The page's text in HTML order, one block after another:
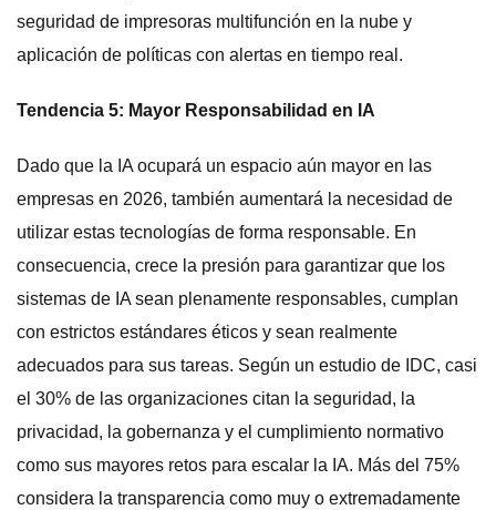
seguridad de impresoras multifunción en la nube y
aplicación de políticas con alertas en tiempo real.
Tendencia 5: Mayor Responsabilidad en IA
Dado que la IA ocupará un espacio aún mayor en las
empresas en 2026, también aumentará la necesidad de
utilizar estas tecnologías de forma responsable. En
consecuencia, crece la presión para garantizar que los
sistemas de IA sean plenamente responsables, cumplan
con estrictos estándares éticos y sean realmente
adecuados para sus tareas. Según un estudio de IDC, casi
el 30% de las organizaciones citan la seguridad, la
privacidad, la gobernanza y el cumplimiento normativo
como sus mayores retos para escalar la IA. Más del 75%
considera la transparencia como muy o extremadamente